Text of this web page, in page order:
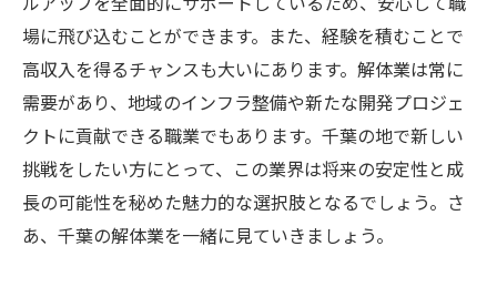
場に飛び込むことができます。また、経験を積むことで
高収入を得るチャンスも大いにあります。解体業は常に
需要があり、地域のインフラ整備や新たな開発プロジェ
クトに貢献できる職業でもあります。千葉の地で新しい
挑戦をしたい方にとって、この業界は将来の安定性と成
長の可能性を秘めた魅力的な選択肢となるでしょう。さ
あ、千葉の解体業を一緒に見ていきましょう。